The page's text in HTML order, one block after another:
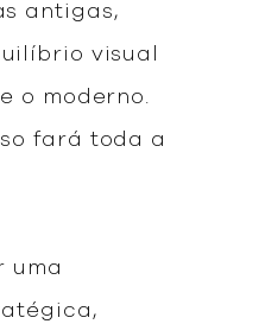
antigas,
visual
o moderno.
fará toda a
uma